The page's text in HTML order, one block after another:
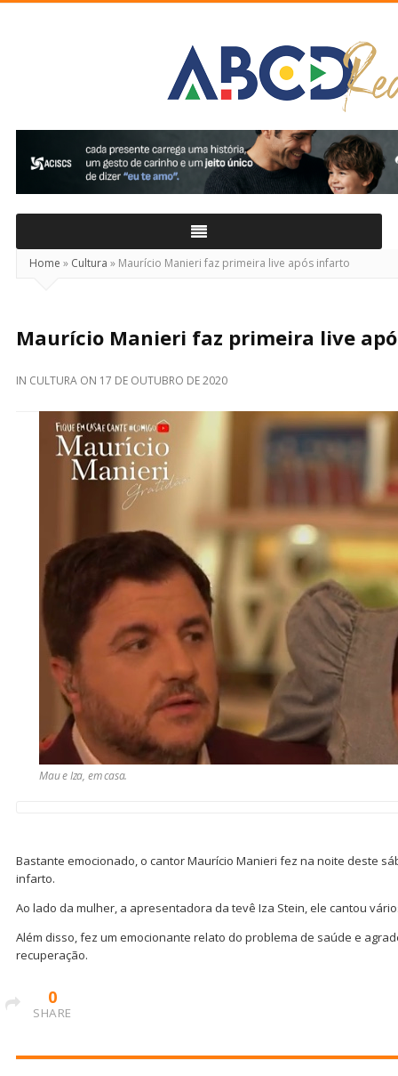
Home » Cultura » Maurício Manieri faz primeira live após infarto
Maurício Manieri faz primeira live
IN CULTURA ON 17 DE OUTUBRO DE 2020
Mau e Iza, em casa.
Bastante emocionado, o cantor Maurício Manieri fez na noite deste
infarto.
Ao lado da mulher, a apresentadora da tevê Iza Stein, ele cantou
Além disso, fez um emocionante relato do problema de saúde e
recuperação.
0
SHARE